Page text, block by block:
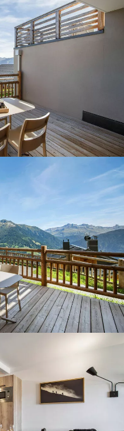
par Cimalpes
hors-piste dans les Alpes
d'autres guettent le lever
pour leur préférer les
faites sans doute partie de
notre sélection de secteurs
- et se savoure.